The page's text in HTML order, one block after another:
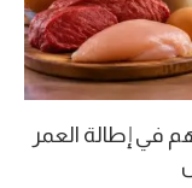
في إطالة العمر